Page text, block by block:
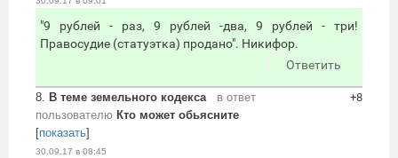
"9 рублей - раз, 9 рублей -два, 9 рублей - три!
Правосудие (статуэтка) продано". Никифор.
Ответить
8. В теме земельного кодекса
в ответ
пользователю Кто может обьясните
[показать]
30.09.17 в 08:45
+8